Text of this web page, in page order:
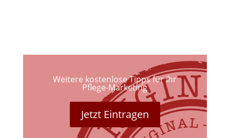
Weitere kostenlose Tipps für Ihr
Pflege-Marketing
Jetzt Eintragen